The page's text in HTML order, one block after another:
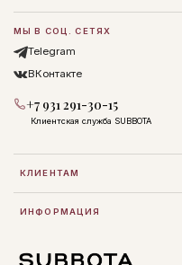
КЛИЕНТАМ
ИНФОРМАЦИЯ
МЫ В СОЦ. СЕТЯХ
Telegram
ВКонтакте
+7 931 291-30-15
Клиентская служба SUBBOTA